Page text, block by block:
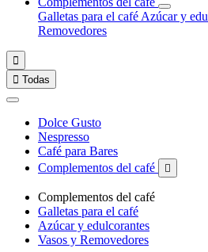
Galletas para el café Azúcar y
Removedores

 Todas
Dolce Gusto
Nespresso
Café para Bares
Complementos del café

Complementos del café
Galletas para el café
Azúcar y edulcorantes
Vasos y Removedores